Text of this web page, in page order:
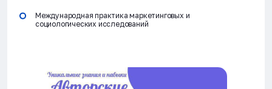
Международная практика маркетинговых и
социологических исследований